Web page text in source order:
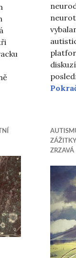
15 věcí, které mě
ZÁŽITKY
ZRZAVÁ